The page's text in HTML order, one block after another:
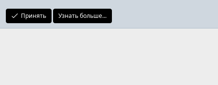
ОТЗЫВЫ ОНЛАЙН ФОРУМ
Принять Узнать больше...